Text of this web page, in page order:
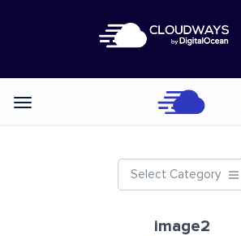
Categories
Select Category
image2